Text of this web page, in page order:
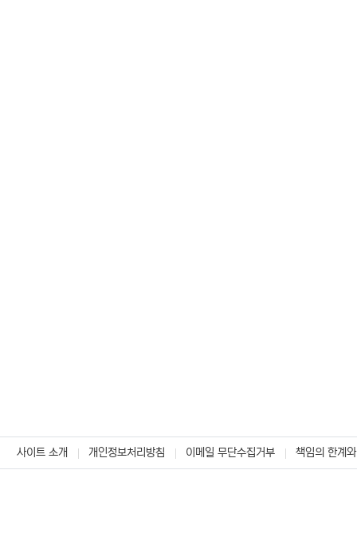
사이트 소개 개인정보처리방침 이메일 무단수집거부 책임의 한계